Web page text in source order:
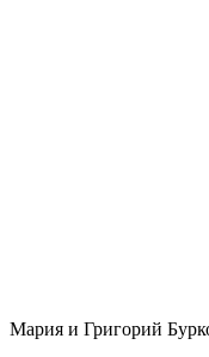
Мария и Григорий